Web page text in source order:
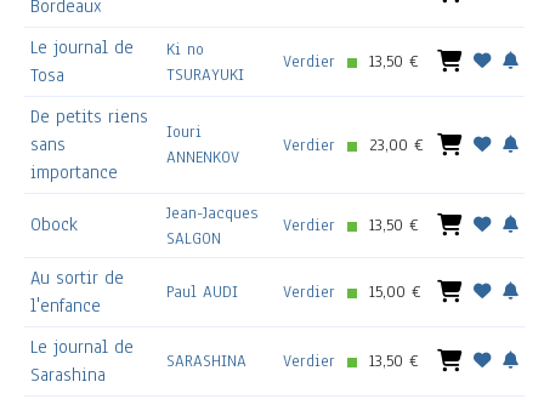
Bordeaux
Le journal de
Tosa
Ki no
TSURAYUKI
Verdier 13,50 €
De petits riens
sans
importance
Iouri
ANNENKOV
Verdier 23,00 €
Obock
Jean-Jacques
SALGON
Verdier 13,50 €
Au sortir de
l'enfance
Paul AUDI Verdier 15,00 €
Le journal de
Sarashina
SARASHINA Verdier 13,50 €